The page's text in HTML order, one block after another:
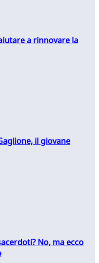
a rinnovare la
il giovane
No, ma ecco